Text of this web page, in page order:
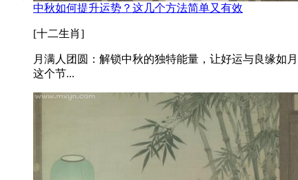
中秋如何提升运势？这几个方法简单又有效
[十二生肖]
月满人团圆：解锁中秋的独特能量，让好运与良缘如
这个节...